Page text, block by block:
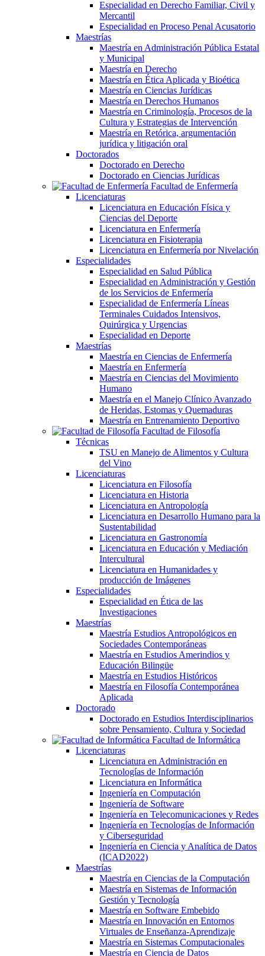
Especialidad en Derecho Familiar, Civil y
Mercantil
Especialidad en Proceso Penal Acusatorio
Maestrías
Maestría en Administración Pública Estatal
y Municipal
Maestría en Derecho
Maestría en Ética Aplicada y Bioética
Maestría en Ciencias Jurídicas
Maestría en Derechos Humanos
Maestría en Criminología, Procesos de la
Cultura y Estrategias de Intervención
Maestría en Retórica, argumentación
jurídica y litigación oral
Doctorados
Doctorado en Derecho
Doctorado en Ciencias Jurídicas
Facultad de Enfermería
Licenciaturas
Licenciatura en Educación Física y
Ciencias del Deporte
Licenciatura en Enfermería
Licenciatura en Fisioterapia
Licenciatura en Enfermería por Nivelación
Especialidades
Especialidad en Salud Pública
Especialidad en Administración y Gestión
de los Servicios de Enfermería
Especialidad de Enfermería Líneas
Terminales Cuidados Intensivos,
Quirúrgica y Urgencias
Especialidad en Deporte
Maestrías
Maestría en Ciencias de Enfermería
Maestría en Enfermería
Maestría en Ciencias del Movimiento
Humano
Maestría en el Manejo Clínico Avanzado
de Heridas, Estomas y Quemaduras
Maestría en Entrenamiento Deportivo
Facultad de Filosofía
Técnicas
TSU en Manejo de Alimentos y Cultura
del Vino
Licenciaturas
Licenciatura en Filosofía
Licenciatura en Historia
Licenciatura en Antropología
Licenciatura en Desarrollo Humano para la
Sustentabilidad
Licenciatura en Gastronomía
Licenciatura en Educación y Mediación
Intercultural
Licenciatura en Humanidades y
producción de Imágenes
Especialidades
Especialidad en Ética de las
Investigaciones
Maestrías
Maestría Estudios Antropológicos en
Sociedades Contemporáneas
Maestría en Estudios Amerindios y
Educación Bilingüe
Maestría en Estudios Históricos
Maestría en Filosofía Contemporánea
Aplicada
Doctorado
Doctorado en Estudios Interdisciplinarios
sobre Pensamiento, Cultura y Sociedad
Facultad de Informática
Licenciaturas
Licenciatura en Administración en
Tecnologías de Información
Licenciatura en Informática
Ingeniería en Computación
Ingeniería de Software
Ingeniería en Telecomunicaciones y Redes
Ingeniería en Tecnologías de Información
y Ciberseguridad
Ingeniería en Ciencia y Analítica de Datos
(ICAD2022)
Maestrías
Maestría en Ciencias de la Computación
Maestría en Sistemas de Información
Gestión y Tecnología
Maestría en Software Embebido
Maestría en Innovación en Entornos
Virtuales de Enseñanza-Aprendizaje
Maestría en Sistemas Computacionales
Maestría en Ciencia de Datos